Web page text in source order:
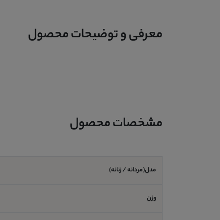
معرفی و توضیحات محصول
مشخصات محصول
مدل(مردانه / زنانه)
وزن